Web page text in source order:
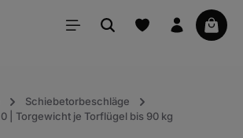
Schiebetorbeschläge
| Torgewicht je Torflügel bis 90 kg